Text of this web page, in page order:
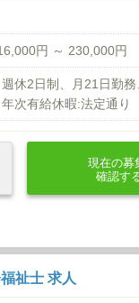
円 ～ 230,000円
週休2日制、月21日勤
年次有給休暇:法定通
現在の募
確認す
祉士 求人